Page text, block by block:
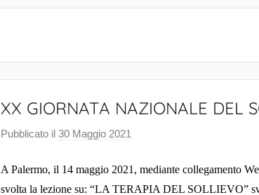
XX GIORNATA NAZIONALE DEL
Pubblicato il 30 Maggio 2021
F
r
A Palermo, il 14 maggio 2021, mediante collegamento
svolta la lezione su: “LA TERAPIA DEL SOLLIEVO”